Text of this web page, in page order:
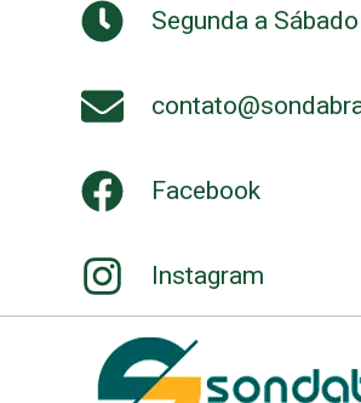
Segunda a Sábado
Facebook
Instagram